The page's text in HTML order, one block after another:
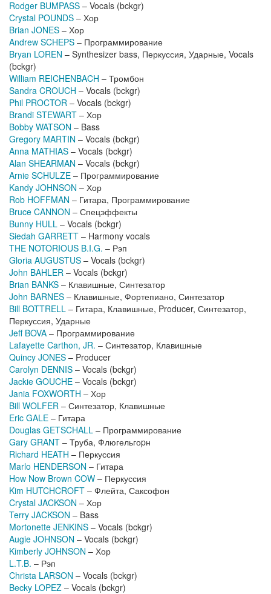
Rodger BUMPASS – Vocals (bckgr)
Crystal POUNDS – Хор
Brian JONES – Хор
Andrew SCHEPS – Программирование
Bryan LOREN – Synthesizer bass, Перкуссия, Ударные, Vocals
(bckgr)
William REICHENBACH – Тромбон
Sandra CROUCH – Vocals (bckgr)
Phil PROCTOR – Vocals (bckgr)
Brandi STEWART – Хор
Bobby WATSON – Bass
Gregory MARTIN – Vocals (bckgr)
Anna MATHIAS – Vocals (bckgr)
Alan SHEARMAN – Vocals (bckgr)
Arnie SCHULZE – Программирование
Kandy JOHNSON – Хор
Rob HOFFMAN – Гитара, Программирование
Bruce CANNON – Спецэффекты
Bunny HULL – Vocals (bckgr)
Siedah GARRETT – Harmony vocals
THE NOTORIOUS B.I.G. – Рэп
Gloria AUGUSTUS – Vocals (bckgr)
John BAHLER – Vocals (bckgr)
Brian BANKS – Клавишные, Синтезатор
John BARNES – Клавишные, Фортепиано, Синтезатор
Bill BOTTRELL – Гитара, Клавишные, Producer, Синтезатор,
Перкуссия, Ударные
Jeff BOVA – Программирование
Lafayette Carthon, JR. – Синтезатор, Клавишные
Quincy JONES – Producer
Carolyn DENNIS – Vocals (bckgr)
Jackie GOUCHE – Vocals (bckgr)
Jania FOXWORTH – Хор
Bill WOLFER – Синтезатор, Клавишные
Eric GALE – Гитара
Douglas GETSCHALL – Программирование
Gary GRANT – Труба, Флюгельгоpн
Richard HEATH – Перкуссия
Marlo HENDERSON – Гитара
How Now Brown COW – Перкуссия
Kim HUTCHCROFT – Флейта, Саксофон
Crystal JACKSON – Хор
Terry JACKSON – Bass
Mortonette JENKINS – Vocals (bckgr)
Augie JOHNSON – Vocals (bckgr)
Kimberly JOHNSON – Хор
L.T.B. – Рэп
Christa LARSON – Vocals (bckgr)
Becky LOPEZ – Vocals (bckgr)